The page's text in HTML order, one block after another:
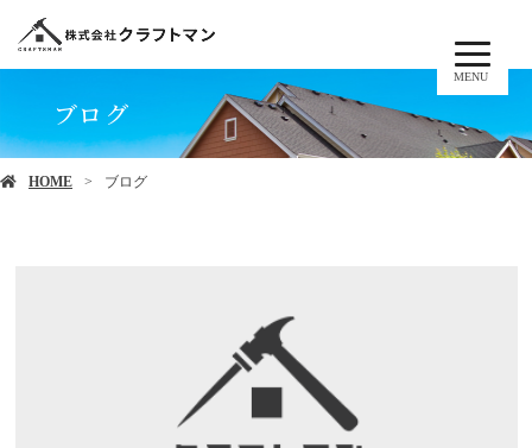
MENU
ブログ
HOME ブログ